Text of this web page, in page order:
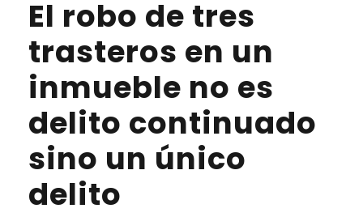
El robo de tres
trasteros en un
inmueble no es
delito continuado
sino un único
delito